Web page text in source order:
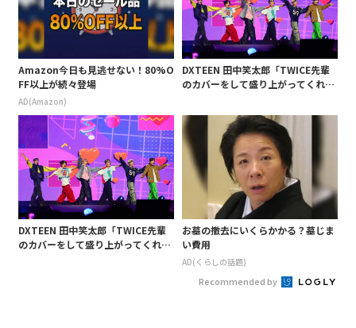
Amazon今日も見逃せない！80%O
FF以上が続々登場
AD(Amazon)
DXTEEN 田中笑太郎「TWICE先輩
のカバーをして盛り上がってくれて
DXTEEN 田中笑太郎「TWICE先輩
のカバーをして盛り上がってくれて
お墓の撤去にいくらかかる？墓じま
い費用
AD(くらしの話題)
Recommended by